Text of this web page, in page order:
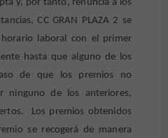
y, por tanto, renuncia a los
CC GRAN PLAZA 2 se
laboral con el primer
hasta que alguno de los
de que los premios no
ninguno de los anteriores,
Los premios obtenidos
se recogerá de manera